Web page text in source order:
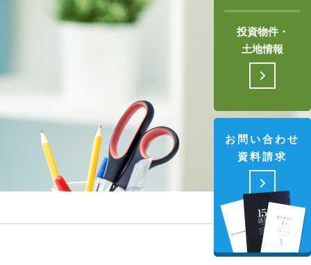
投資物件・
土地情報
お問い合わせ
資料請求